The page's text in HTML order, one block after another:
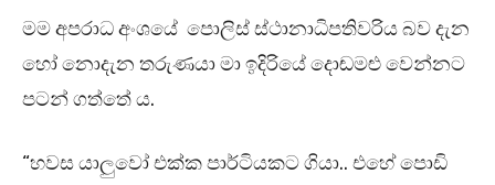
මම අපරාධ අංශයේ පොලිස් ස්ථානාධිපතිවරිය බව දැන
හෝ නොදැන තරුණයා මා ඉදිරියේ දොඬමළු වෙන්නට
පටන් ගත්තේ ය.
“හවස යාලුවෝ එක්ක පාර්ටියකට ගියා.. එහේ පොඩි